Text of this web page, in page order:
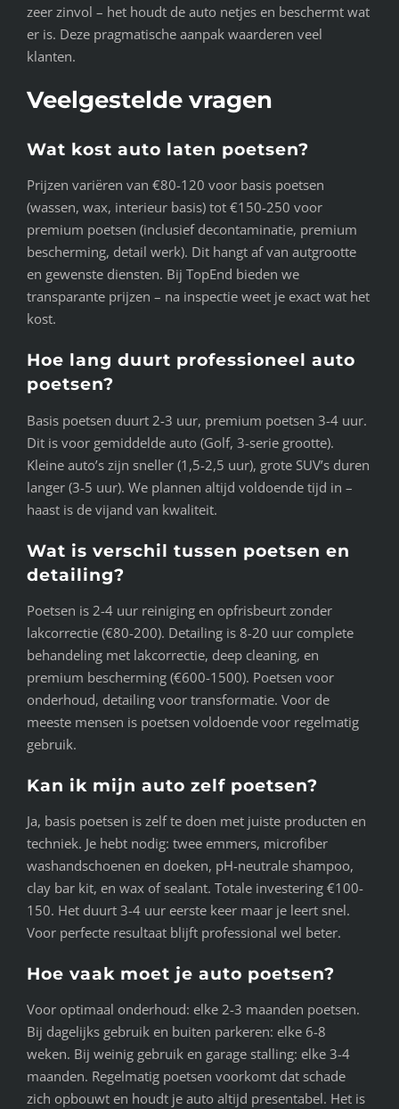
zeer zinvol – het houdt de auto netjes en beschermt wat
er is. Deze pragmatische aanpak waarderen veel
klanten.
Veelgestelde vragen
Wat kost auto laten poetsen?
Prijzen variëren van €80-120 voor basis poetsen
(wassen, wax, interieur basis) tot €150-250 voor
premium poetsen (inclusief decontaminatie, premium
bescherming, detail werk). Dit hangt af van autgrootte
en gewenste diensten. Bij TopEnd bieden we
transparante prijzen – na inspectie weet je exact wat het
kost.
Hoe lang duurt professioneel auto
poetsen?
Basis poetsen duurt 2-3 uur, premium poetsen 3-4 uur.
Dit is voor gemiddelde auto (Golf, 3-serie grootte).
Kleine auto’s zijn sneller (1,5-2,5 uur), grote SUV’s duren
langer (3-5 uur). We plannen altijd voldoende tijd in –
haast is de vijand van kwaliteit.
Wat is verschil tussen poetsen en
detailing?
Poetsen is 2-4 uur reiniging en opfrisbeurt zonder
lakcorrectie (€80-200). Detailing is 8-20 uur complete
behandeling met lakcorrectie, deep cleaning, en
premium bescherming (€600-1500). Poetsen voor
onderhoud, detailing voor transformatie. Voor de
meeste mensen is poetsen voldoende voor regelmatig
gebruik.
Kan ik mijn auto zelf poetsen?
Ja, basis poetsen is zelf te doen met juiste producten en
techniek. Je hebt nodig: twee emmers, microfiber
washandschoenen en doeken, pH-neutrale shampoo,
clay bar kit, en wax of sealant. Totale investering €100-
150. Het duurt 3-4 uur eerste keer maar je leert snel.
Voor perfecte resultaat blijft professional wel beter.
Hoe vaak moet je auto poetsen?
Voor optimaal onderhoud: elke 2-3 maanden poetsen.
Bij dagelijks gebruik en buiten parkeren: elke 6-8
weken. Bij weinig gebruik en garage stalling: elke 3-4
maanden. Regelmatig poetsen voorkomt dat schade
zich opbouwt en houdt je auto altijd presentabel. Het is